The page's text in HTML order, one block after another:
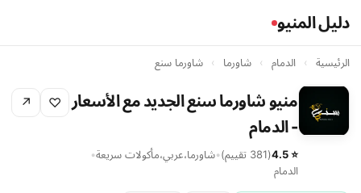
دليل المنيو
الرئيسية › الدمام › شاورما › شاورما سنع
منيو شاورما سنع الجديد مع الأسعار
- الدمام
⭐ 4.5 (381 تقييم) •شاورما،عربي،مأكولات سريعة•
الدمام
♡
↗